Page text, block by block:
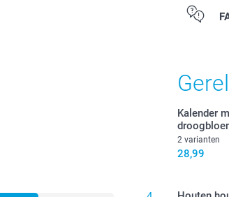
Alle
Kalender
2 varianten
28,99